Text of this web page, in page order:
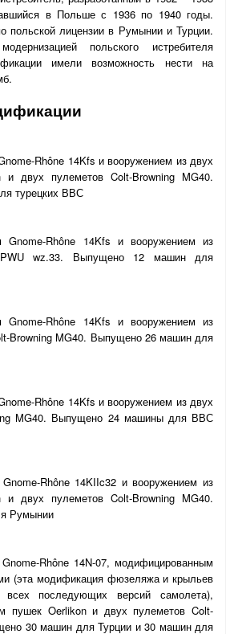
в Польше с 1936 по 1940 годы.
польской лицензии в Румынии и Турции.
польского истребителя
имели возможность нести на
Rhône 14Kfs и вооружением из двух
и двух пулеметов Colt-Browning MG40.
турецких ВВС
Gnome-Rhône 14Kfs и вооружением из
PWU wz.33. Выпущено 12 машин для
Gnome-Rhône 14Kfs и вооружением из
Browning MG40. Выпущено 26 машин для
Rhône 14Kfs и вооружением из двух
MG40. Выпущено 24 машины для ВВС
Rhône 14KIIc32 и вооружением из
двух пулеметов Colt-Browning MG40.
Румынии
Rhône 14N-07, модифицированным
(эта модификация фюзеляжа и крыльев
последующих версий самолета),
пушек Oerlikon и двух пулеметов Colt-
30 машин для Турции и 30 машин для